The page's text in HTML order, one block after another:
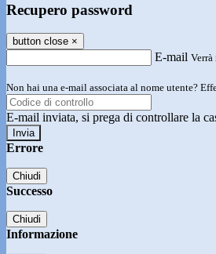
Recupero password
button close ×
E-mail
Non hai una e-mail associata al nome utente?
E-mail inviata, si prega di controllare la
Errore
Chiudi
Successo
Chiudi
Informazione